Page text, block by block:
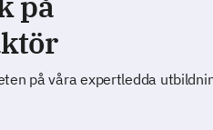
på våra expertledda